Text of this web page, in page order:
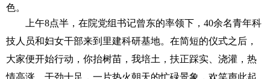
色。
上午8点半，在院党组书记曾东的率领下， 40余名青年科
技人员和妇女干部来到里建科研基地。在简短的仪式之后，
大家便开始行动，你抬树苗，我培土，扶正踩实、浇灌，热
情高涨、干劲十足，一片热火朝天的忙碌景象，欢笑声此起